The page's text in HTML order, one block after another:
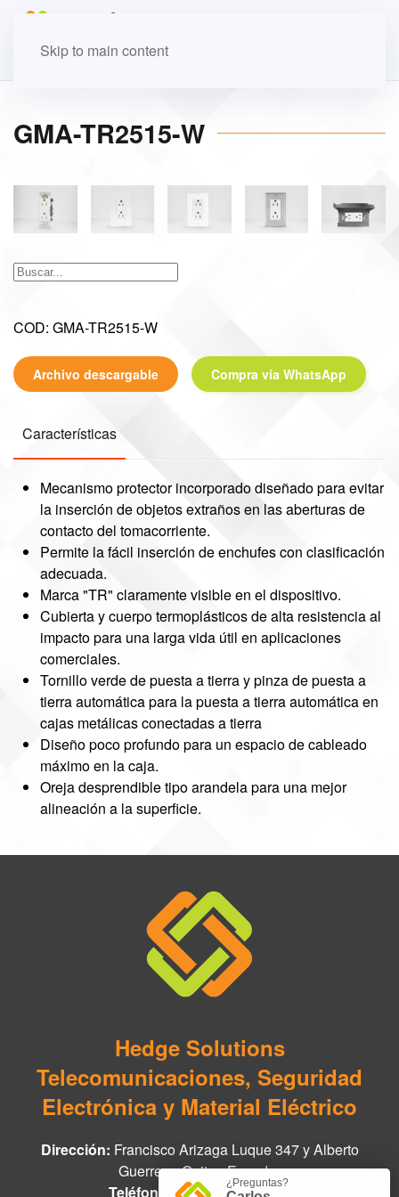
Skip to main content
GMA-TR2515-W
COD: GMA-TR2515-W
Archivo descargable Compra vía WhatsApp
Características
Mecanismo protector incorporado diseñado para evitar
la inserción de objetos extraños en las aberturas de
contacto del tomacorriente.
Permite la fácil inserción de enchufes con clasificación
adecuada.
Marca "TR" claramente visible en el dispositivo.
Cubierta y cuerpo termoplásticos de alta resistencia al
impacto para una larga vida útil en aplicaciones
comerciales.
Tornillo verde de puesta a tierra y pinza de puesta a
tierra automática para la puesta a tierra automática en
cajas metálicas conectadas a tierra
Diseño poco profundo para un espacio de cableado
máximo en la caja.
Oreja desprendible tipo arandela para una mejor
alineación a la superficie.
Hedge Solutions
Telecomunicaciones, Seguridad
Electrónica y Material Eléctrico
Dirección: Francisco Arizaga Luque 347 y Alberto
Guerrero, Quito - Ecuador
Teléfono:
+593 97 978 8888
¿Preguntas?